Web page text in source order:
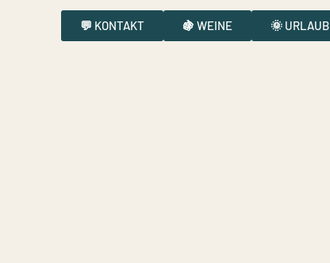
💬 KONTAKT 🍇 WEINE 🌞 URLAUB